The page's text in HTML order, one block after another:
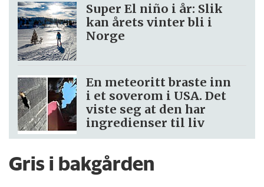
Super El niño i år: Slik
kan årets vinter bli i
Norge
En meteoritt braste inn
i et soverom i USA. Det
viste seg at den har
ingredienser til liv
Gris i bakgården